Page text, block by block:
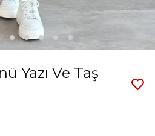
Yazı Ve Taş